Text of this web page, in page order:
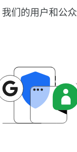
们的用户和公众